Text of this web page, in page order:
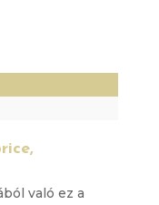
való ez a